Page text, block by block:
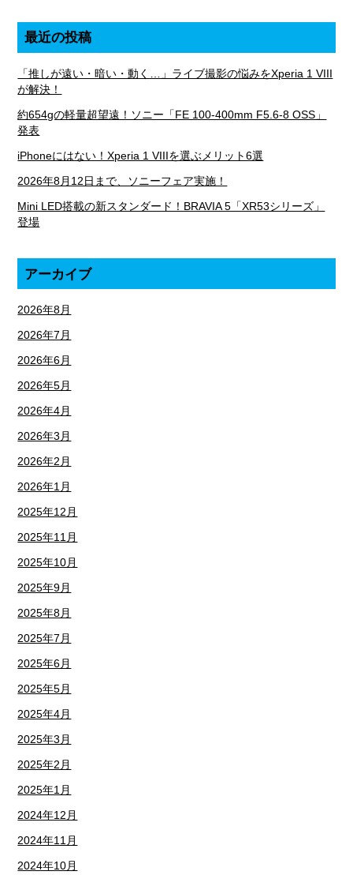
最近の投稿
「推しが遠い・暗い・動く…」ライブ撮影の悩みをXperia 1 VIII
が解決！
約654gの軽量超望遠！ソニー「FE 100-400mm F5.6-8 OSS」
発表
iPhoneにはない！Xperia 1 VIIIを選ぶメリット6選
2026年8月12日まで、ソニーフェア実施！
Mini LED搭載の新スタンダード！BRAVIA 5「XR53シリーズ」
登場
アーカイブ
2026年8月
2026年7月
2026年6月
2026年5月
2026年4月
2026年3月
2026年2月
2026年1月
2025年12月
2025年11月
2025年10月
2025年9月
2025年8月
2025年7月
2025年6月
2025年5月
2025年4月
2025年3月
2025年2月
2025年1月
2024年12月
2024年11月
2024年10月